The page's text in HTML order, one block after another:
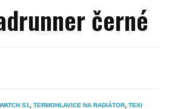
černé
S1 TERMOHLAVICE NA RADIÁTOR TEXI